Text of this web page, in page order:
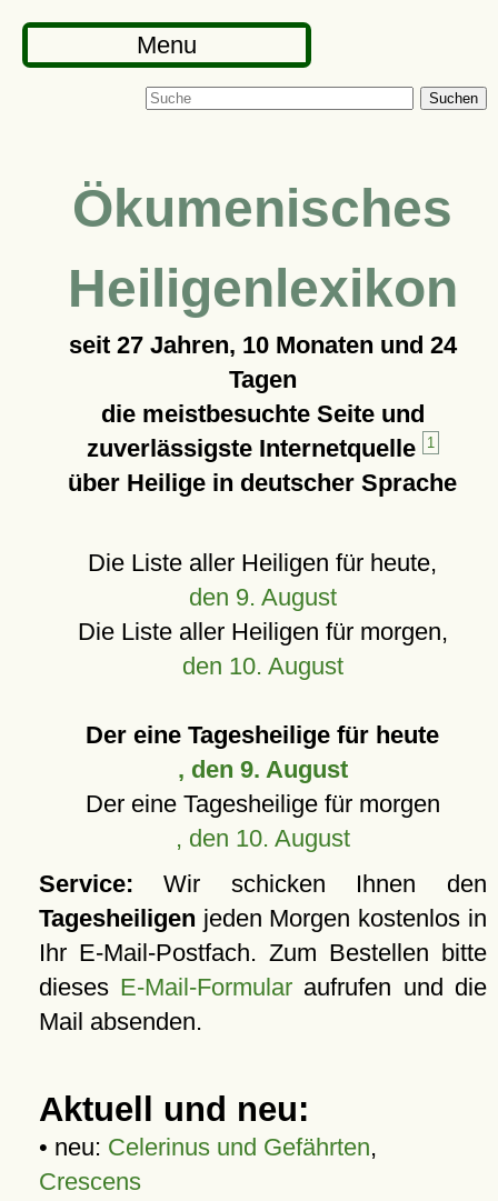
Menu
Suchen
Ökumenisches
Heiligenlexikon
seit 27 Jahren, 10 Monaten und 24
Tagen
die meistbesuchte Seite und
zuverlässigste Internetquelle
1
über Heilige in deutscher Sprache
Die Liste aller Heiligen für heute,
den 9. August
Die Liste aller Heiligen für morgen,
den 10. August
Der eine Tagesheilige für heute
, den 9. August
Der eine Tagesheilige für morgen
, den 10. August
Service: Wir schicken Ihnen den
Tagesheiligen jeden Morgen kostenlos in
Ihr E-Mail-Postfach. Zum Bestellen bitte
dieses E-Mail-Formular aufrufen und die
Mail absenden.
Aktuell und neu:
• neu: Celerinus und Gefährten,
Crescens